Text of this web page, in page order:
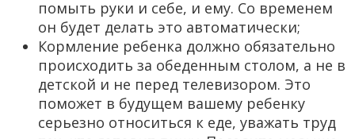
помыть руки и себе, и ему. Со временем
он будет делать это автоматически;
Кормление ребенка должно обязательно
происходить за обеденным столом, а не в
детской и не перед телевизором. Это
поможет в будущем вашему ребенку
серьезно относиться к еде, уважать труд